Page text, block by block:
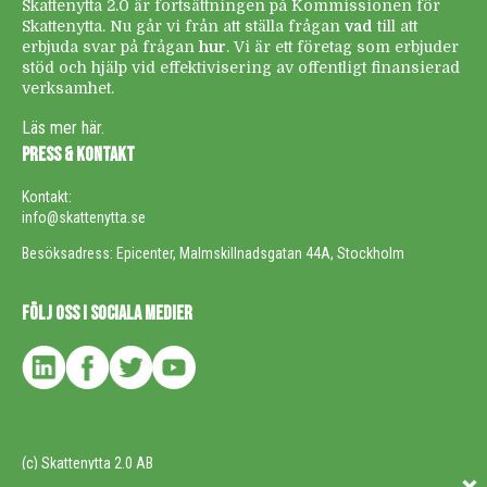
Skattenytta 2.0 är fortsättningen på Kommissionen för
Skattenytta. Nu går vi från att ställa frågan vad till att
erbjuda svar på frågan hur. Vi är ett företag som erbjuder
stöd och hjälp vid effektivisering av offentligt finansierad
verksamhet.
Läs mer här.
PRESS & KONTAKT
Kontakt:
info@skattenytta.se
Besöksadress: Epicenter, Malmskillnadsgatan 44A, Stockholm
FÖLJ OSS I SOCIALA MEDIER
(c) Skattenytta 2.0 AB